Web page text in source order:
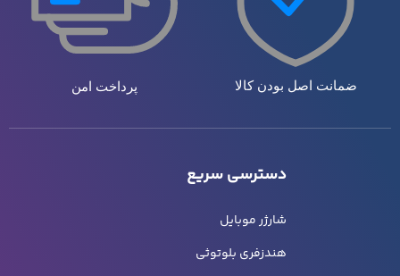
ضمانت اصل بودن کالا پرداخت امن
دسترسی سریع
شارژر موبایل
هندزفری بلوتوثی